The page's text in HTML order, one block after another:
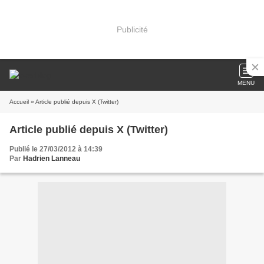
Publicité
MENU
Accueil » Article publié depuis X (Twitter)
Article publié depuis X (Twitter)
Publié le 27/03/2012 à 14:39
Par Hadrien Lanneau